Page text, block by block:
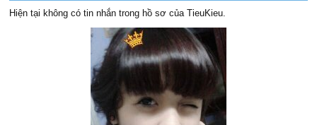
Hiện tại không có tin nhắn trong hồ sơ của TieuKieu.